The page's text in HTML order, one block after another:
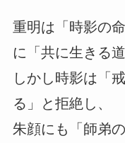
重明は「時影の
に「共に生きる
しかし時影は「
る」と拒絶し、
朱顔にも「師弟